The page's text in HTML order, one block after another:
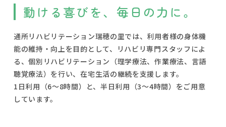
動ける喜びを、毎日の力に。
通所リハビリテーション瑞穂の里では、利用者様の身体機
能の維持・向上を目的として、リハビリ専門スタッフによ
る、個別リハビリテーション（理学療法、作業療法、言語
聴覚療法）を行い、在宅生活の継続を支援します。
1日利用（6～8時間）と、半日利用（3～4時間）をご用意
しています。